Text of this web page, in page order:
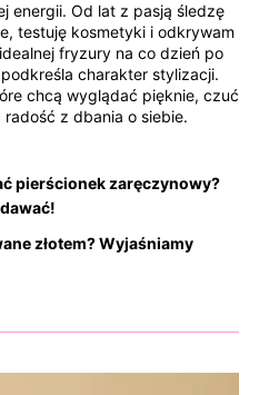
energii. Od lat z pasją śledzę
testuję kosmetyki i odkrywam
fryzury na co dzień po
charakter stylizacji.
chcą wyglądać pięknie, czuć
z dbania o siebie.
pierścionek zaręczynowy?
złotem? Wyjaśniamy